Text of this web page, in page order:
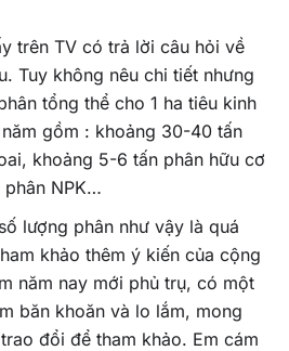
trên TV có trả lời câu hỏi về
Tuy không nêu chi tiết nhưng
tổng thể cho 1 ha tiêu kinh
gồm : khoảng 30-40 tấn
khoảng 5-6 tấn phân hữu cơ
NPK…
lượng phân như vậy là quá
khảo thêm ý kiến của cộng
năm nay mới phủ trụ, có một
băn khoăn và lo lắm, mong
đổi để tham khảo. Em cám